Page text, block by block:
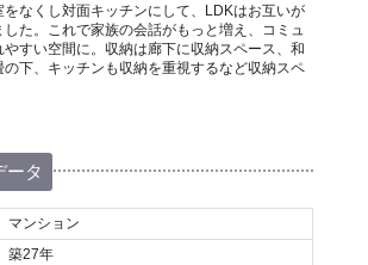
をなくし対面キッチンにして、LDKはお互いが
した。これで家族の会話がもっと増え、コミュ
やすい空間に。収納は廊下に収納スペース、和
下、キッチンも収納を重視するなど収納スペ
ータ
マンション
築27年